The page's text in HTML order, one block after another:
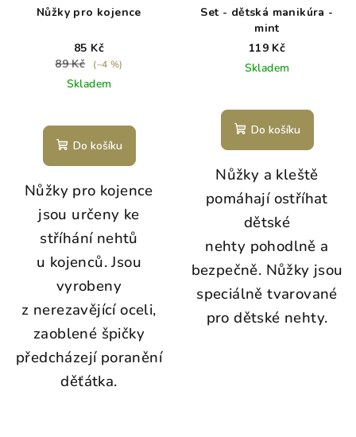
Nůžky pro kojence
85 Kč
89 Kč
(–4 %)
Skladem
Do košíku
Nůžky pro kojence
jsou určeny ke
stříhání nehtů
u kojenců. Jsou
vyrobeny
z nerezavějící oceli,
zaoblené špičky
předcházejí poranění
děťátka.
Set - dětská manikúra -
mint
119 Kč
Skladem
Do košíku
Nůžky a kleště
pomáhají ostříhat
dětské
nehty pohodlně a
bezpečně. Nůžky jsou
speciálně tvarované
pro dětské nehty.